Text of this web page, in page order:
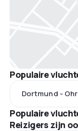
Populaire
Dortmund -
Populaire
Reizigers zijn